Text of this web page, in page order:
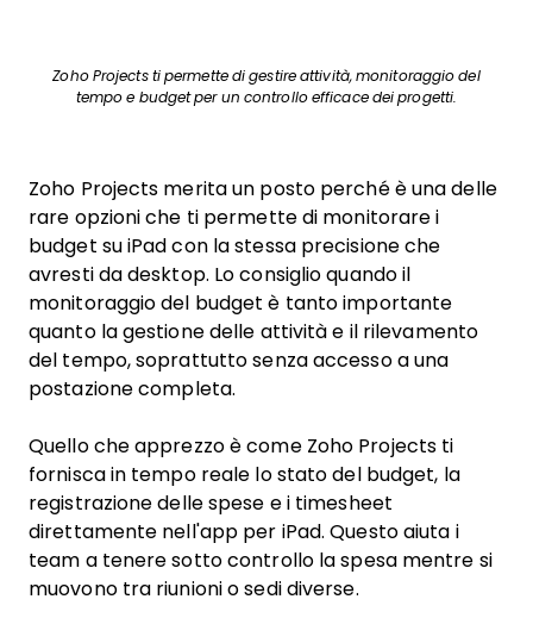
Zoho Projects ti permette di gestire attività, monitoraggio del
tempo e budget per un controllo efficace dei progetti.
Zoho Projects merita un posto perché è una delle
rare opzioni che ti permette di monitorare i
budget su iPad con la stessa precisione che
avresti da desktop. Lo consiglio quando il
monitoraggio del budget è tanto importante
quanto la gestione delle attività e il rilevamento
del tempo, soprattutto senza accesso a una
postazione completa.
Quello che apprezzo è come Zoho Projects ti
fornisca in tempo reale lo stato del budget, la
registrazione delle spese e i timesheet
direttamente nell'app per iPad. Questo aiuta i
team a tenere sotto controllo la spesa mentre si
muovono tra riunioni o sedi diverse.